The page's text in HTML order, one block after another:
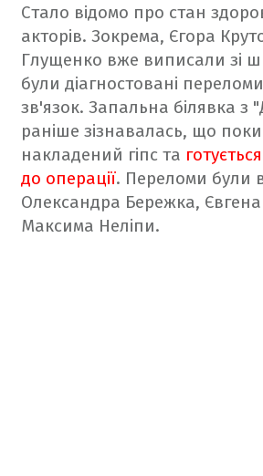
Стало відомо про стан
акторів. Зокрема, Єгора
Глущенко вже виписали зі
були діагностовані
зв'язок. Запальна білявка з
раніше зізнавалась, що
накладений гіпс та
до операції. Переломи були
Олександра Бережка,
Максима Неліпи.